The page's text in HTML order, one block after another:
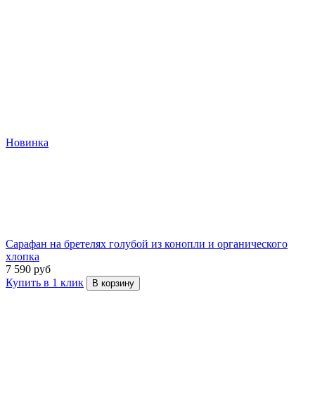
Новинка
Сарафан на бретелях голубой из конопли и органического
хлопка
7 590 руб
Купить в 1 клик
В корзину